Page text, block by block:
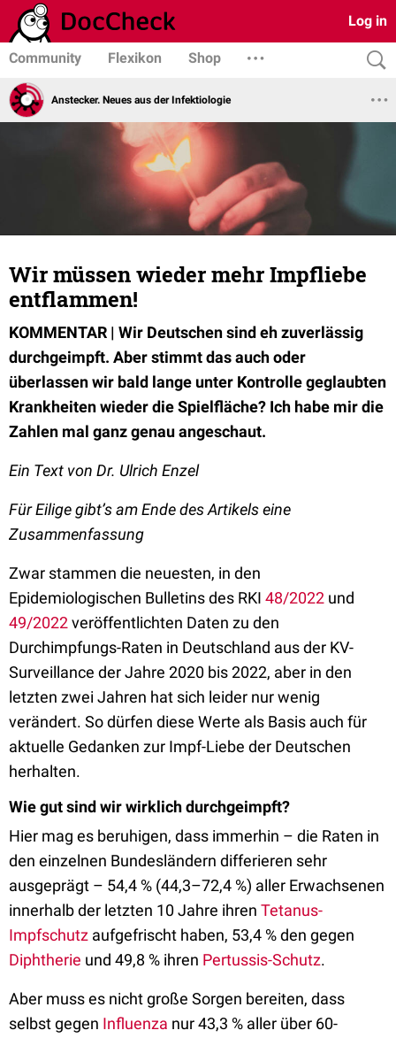
Log in
Community Flexikon Shop
Anstecker. Neues aus der Infektiologie
Wir müssen wieder mehr Impfliebe
entflammen!
KOMMENTAR | Wir Deutschen sind eh zuverlässig
durchgeimpft. Aber stimmt das auch oder
überlassen wir bald lange unter Kontrolle geglaubten
Krankheiten wieder die Spielfläche? Ich habe mir die
Zahlen mal ganz genau angeschaut.
Ein Text von Dr. Ulrich Enzel
Für Eilige gibt’s am Ende des Artikels eine
Zusammenfassung
Zwar stammen die neuesten, in den
Epidemiologischen Bulletins des RKI 48/2022 und
49/2022veröffentlichten Daten zu den
Durchimpfungs-Raten in Deutschland aus der KV-
Surveillance der Jahre 2020 bis 2022, aber in den
letzten zwei Jahren hat sich leider nur wenig
verändert. So dürfen diese Werte als Basis auch für
aktuelle Gedanken zur Impf-Liebe der Deutschen
herhalten.
Wie gut sind wir wirklich durchgeimpft?
Hier mag es beruhigen, dass immerhin – die Raten in
den einzelnen Bundesländern differieren sehr
ausgeprägt – 54,4 % (44,3–72,4 %) aller Erwachsenen
innerhalb der letzten 10 Jahre ihren Tetanus-
Impfschutz aufgefrischt haben, 53,4 % den gegen
Diphtherie und 49,8 % ihren Pertussis-Schutz.
Aber muss es nicht große Sorgen bereiten, dass
selbst gegen Influenza nur 43,3 % aller über 60-